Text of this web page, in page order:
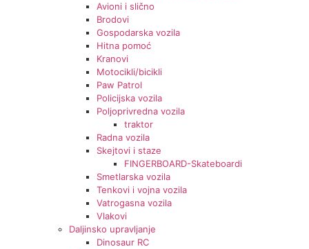
Avioni i slično
Brodovi
Gospodarska vozila
Hitna pomoć
Kranovi
Motocikli/bicikli
Paw Patrol
Policijska vozila
Poljoprivredna vozila
traktor
Radna vozila
Skejtovi i staze
FINGERBOARD-Skateboardi
Smetlarska vozila
Tenkovi i vojna vozila
Vatrogasna vozila
Vlakovi
Daljinsko upravljanje
Dinosaur RC